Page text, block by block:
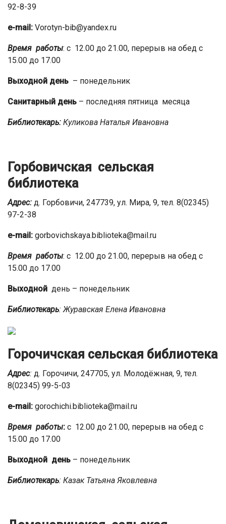
92-8-39
e-mail: Vorotyn-bib@yandex.ru
Время работы: с 12.00 до 21.00, перерыв на обед с
15.00 до 17.00
Выходной день – понедельник
Санитарный день – последняя пятница месяца
Библиотекарь: Куликова Наталья Ивановна
Горбовичская сельская
библиотека
Адрес: д. Горбовичи, 247739, ул. Мира, 9, тел. 8(02345)
97-2-38
e-mail: gorbovichskaya.biblioteka@mail.ru
Время работы: с 12.00 до 21.00, перерыв на обед с
15.00 до 17.00
Выходной день – понедельник
Библиотекарь: Журавская Елена Ивановна
Горочичская сельская библиотека
Адрес: д. Горочичи, 247705, ул. Молодёжная, 9, тел.
8(02345) 99-5-03
e-mail: gorochichi.biblioteka@mail.ru
Время работы: с 12.00 до 21.00, перерыв на обед с
15.00 до 17.00
Выходной день – понедельник
Библиотекарь: Казак Татьяна Яковлевна